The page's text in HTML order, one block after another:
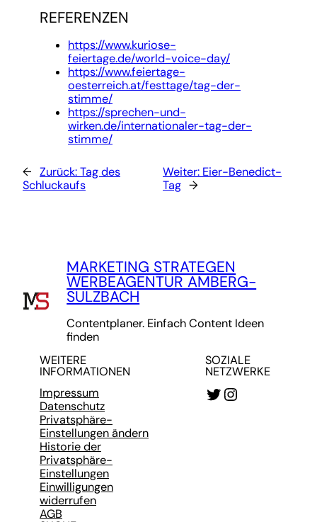
REFERENZEN
https://www.kuriose-
feiertage.de/world-voice-day/
https://www.feiertage-
oesterreich.at/festtage/tag-der-
stimme/
https://sprechen-und-
wirken.de/internationaler-tag-der-
stimme/
← Zurück:Tag des
Schluckaufs
Weiter: Eier-Benedict-
Tag →
MARKETING STRATEGEN
WERBEAGENTUR AMBERG-
SULZBACH
Contentplaner. Einfach Content Ideen
finden
WEITERE
INFORMATIONEN
Impressum
Datenschutz
Privatsphäre-
Einstellungen ändern
Historie der
Privatsphäre-
Einstellungen
Einwilligungen
widerrufen
AGB
SOZIALE
NETZWERKE
Twitter Instagram